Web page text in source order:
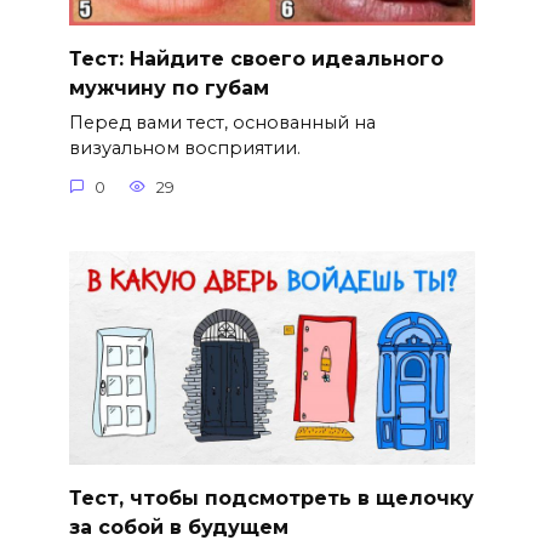
Тест: Найдите своего идеального
мужчину по губам
Перед вами тест, основанный на
визуальном восприятии.
0 29
Тест, чтобы подсмотреть в щелочку
за собой в будущем